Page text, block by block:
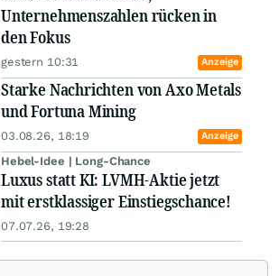
Unternehmenszahlen rücken in
den Fokus
gestern 10:31 Anzeige
Starke Nachrichten von Axo Metals
und Fortuna Mining
03.08.26, 18:19 Anzeige
Hebel-Idee | Long-Chance
Luxus statt KI: LVMH-Aktie jetzt
mit erstklassiger Einstiegschance!
07.07.26, 19:28